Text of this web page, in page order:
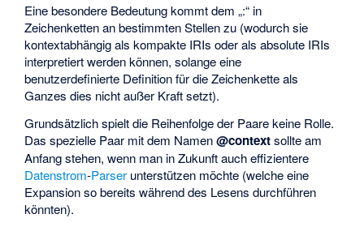
Eine besondere Bedeutung kommt dem „:“ in
Zeichenketten an bestimmten Stellen zu (wodurch sie
kontextabhängig als kompakte IRIs oder als absolute IRIs
interpretiert werden können, solange eine
benutzerdefinierte Definition für die Zeichenkette als
Ganzes dies nicht außer Kraft setzt).
Grundsätzlich spielt die Reihenfolge der Paare keine Rolle.
Das spezielle Paar mit dem Namen@contextsollte am
Anfang stehen, wenn man in Zukunft auch effizientere
Datenstrom-Parser unterstützen möchte (welche eine
Expansion so bereits während des Lesens durchführen
könnten).